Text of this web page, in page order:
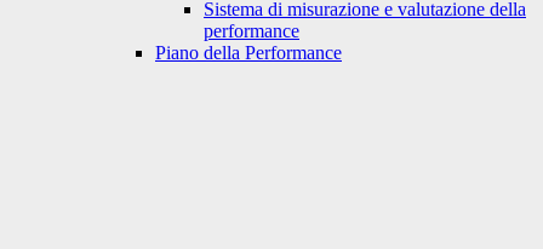
Sistema di misurazione e valutazione della
performance
Piano della Performance